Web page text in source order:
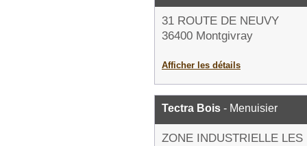
31 ROUTE DE NEUVY
36400 Montgivray
Afficher les détails
Tectra Bois - Menuisier
ZONE INDUSTRIELLE LES